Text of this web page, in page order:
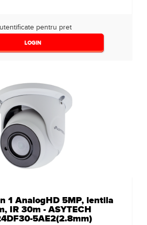
pentru pret
LOGIN
1 AnalogHD 5MP, lentila
IR 30m - ASYTECH
5AE2(2.8mm)